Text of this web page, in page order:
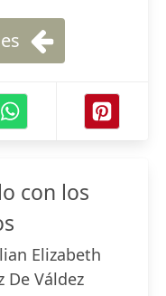
con los
Elizabeth
De Váldez